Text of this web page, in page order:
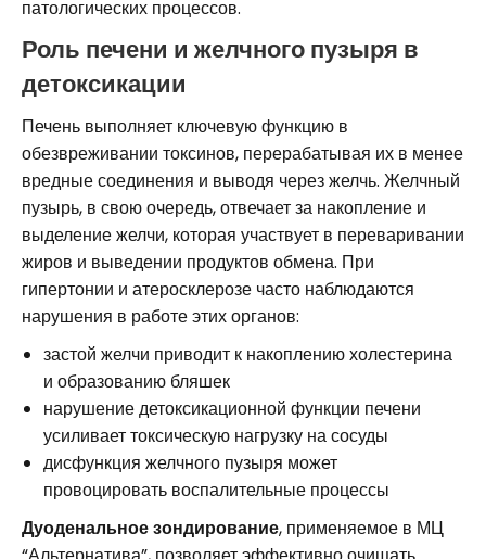
патологических процессов.
Роль печени и желчного пузыря в
детоксикации
Печень выполняет ключевую функцию в
обезвреживании токсинов, перерабатывая их в менее
вредные соединения и выводя через желчь. Желчный
пузырь, в свою очередь, отвечает за накопление и
выделение желчи, которая участвует в переваривании
жиров и выведении продуктов обмена. При
гипертонии и атеросклерозе часто наблюдаются
нарушения в работе этих органов:
застой желчи приводит к накоплению холестерина
и образованию бляшек
нарушение детоксикационной функции печени
усиливает токсическую нагрузку на сосуды
дисфункция желчного пузыря может
провоцировать воспалительные процессы
Дуоденальное зондирование, применяемое в МЦ